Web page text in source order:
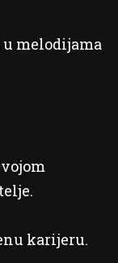
melodijama
karijeru.